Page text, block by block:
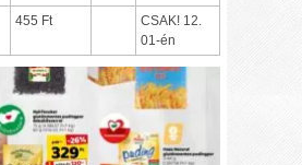
455 Ft
CSAK! 12.
01-én